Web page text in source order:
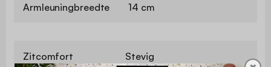
Armleuningbreedte 14 cm
Zitcomfort Stevig